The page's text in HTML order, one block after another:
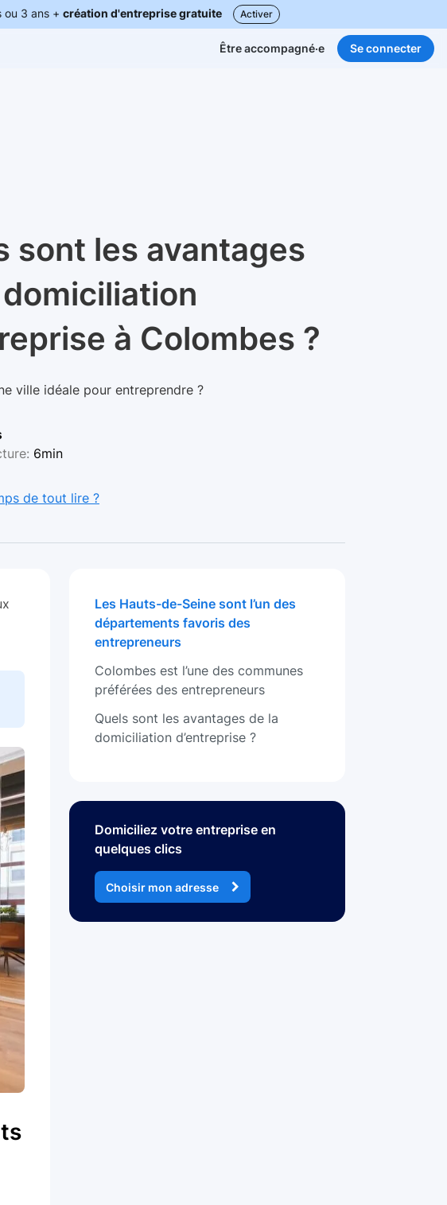
3 ans + création d'entreprise gratuite Activer
Être accompagné·e Se connecter
sont les avantages
à Colombes ?
ville idéale pour entreprendre ?
6min
de tout lire ?
Les Hauts-de-Seine sont l’un des
départements favoris des
entrepreneurs
Colombes est l’une des communes
préférées des entrepreneurs
Quels sont les avantages de la
domiciliation d’entreprise ?
Domiciliez votre entreprise en
quelques clics
Choisir mon adresse